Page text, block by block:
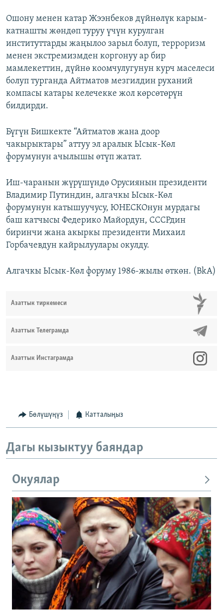
Ошону менен катар Жээнбеков дүйнөлүк карым-
катнашты жөндөп туруу үчүн курулган
институттарды жаңылоо зарыл болуп, терроризм
менен экстремизмден коргонуу ар бир
мамлекеттин, дүйнө коомчулугунун курч маселеси
болуп турганда Айтматов мезгилдин руханий
компасы катары келечекке жол көрсөтөрүн
билдирди.
Бүгүн Бишкекте “Айтматов жана доор
чакырыктары” аттуу эл аралык Ысык-Көл
форумунун ачылышы өтүп жатат.
Иш-чаранын жүрүшүндө Орусиянын президенти
Владимир Путиндин, алгачкы Ысык-Көл
форумунун катышуучусу, ЮНЕСКОнун мурдагы
баш катчысы Федерико Майордун, СССРдин
биринчи жана акыркы президенти Михаил
Горбачевдун кайрылуулары окулду.
Алгачкы Ысык-Көл форуму 1986-жылы өткөн. (BkA)
Азаттык тиркемеси
Азаттык Телеграмда
Азаттык Инстаграмда
Бөлүшүңүз Катталыңыз
Дагы кызыктуу баяндар
Окуялар